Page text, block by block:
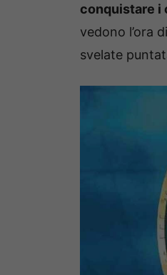
conquistare i
vedono l’ora di
svelate